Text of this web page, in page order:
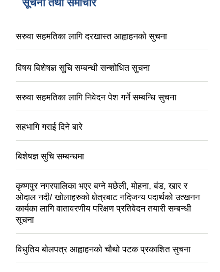
सूचना तथा समाचार
सरुवा सहमतिका लागि दरखास्त आह्वाहनको सुचना
विषय बिशेषज्ञ सुचि सम्बन्धी सन्शोधित सुचना
सरुवा सहमतिका लागि निवेदन पेश गर्ने सम्बन्धि सुचना
सहभागि गराई दिने बारे
बिशेषज्ञ सुचि सम्बन्धमा
कृष्णपुर नगरपालिका भएर बग्ने मछेली, मोहना, बंड, खार र
ओदाल नदी/ खोलाहरुको क्षेत्रबाट नदिजन्य पदार्थको उत्खनन
कार्यका लागि वातावरणीय परिक्षण प्रतिवेदन तयारी सम्बन्धी
सूचना
विधुतिय बोलपत्र आह्वाहनको चौथो पटक प्रकाशित सुचना